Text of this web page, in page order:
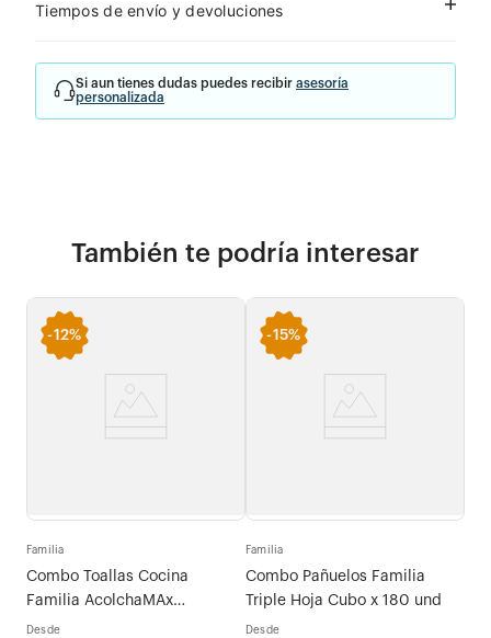
Tiempos de envío y devoluciones
Si aun tienes dudas puedes recibir asesoría
personalizada
También te podría interesar
-12%
Familia
Combo Toallas Cocina
Familia AcolchaMAx
Megarollo Decoradas 2 rollos
Desde
-15%
Familia
Combo Pañuelos Familia
Triple Hoja Cubo x 180 und
Desde